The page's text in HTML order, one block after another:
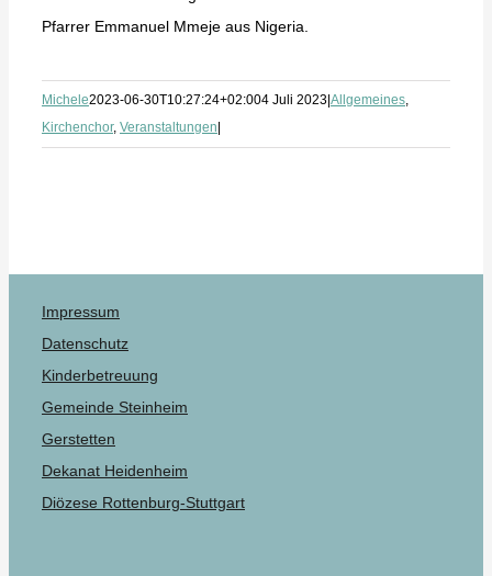
Pfarrer Emmanuel Mmeje aus Nigeria.
Michele2023-06-30T10:27:24+02:004 Juli 2023 Allgemeines,
Kirchenchor, Veranstaltungen
Impressum
Datenschutz
Kinderbetreuung
Gemeinde Steinheim
Gerstetten
Dekanat Heidenheim
Diözese Rottenburg-Stuttgart